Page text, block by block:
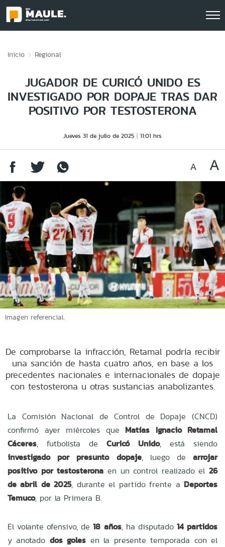
Inicio Regional
JUGADOR DE CURICÓ UNIDO ES
INVESTIGADO POR DOPAJE TRAS DAR
POSITIVO POR TESTOSTERONA
Jueves 31 de julio de 2025 11:01 hrs
Imagen referencial.
De comprobarse la infracción, Retamal podría recibir
una sanción de hasta cuatro años, en base a los
precedentes nacionales e internacionales de dopaje
con testosterona u otras sustancias anabolizantes.
La Comisión Nacional de Control de Dopaje (CNCD)
confirmó ayer miércoles que Matías Ignacio Retamal
Cáceres, futbolista de Curicó Unido, está siendo
investigado por presunto dopaje, luego de arrojar
positivo por testosterona en un control realizado el 26
de abril de 2025, durante el partido frente a Deportes
Temuco, por la Primera B.
El volante ofensivo, de18 años, ha disputado 14 partidos
y anotado dos goles en la presente temporada con el